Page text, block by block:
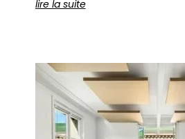
lire la suite